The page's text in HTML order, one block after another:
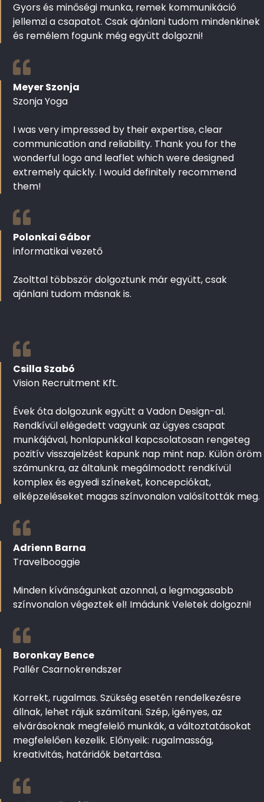
Gyors és minőségi munka, remek kommunikáció
jellemzi a csapatot. Csak ajánlani tudom mindenkinek
és remélem fogunk még együtt dolgozni!
Meyer Szonja
Szonja Yoga
I was very impressed by their expertise, clear
communication and reliability. Thank you for the
wonderful logo and leaflet which were designed
extremely quickly. I would definitely recommend
them!
Polonkai Gábor
informatikai vezető
Zsolttal többször dolgoztunk már együtt, csak
ajánlani tudom másnak is.
Csilla Szabó
Vision Recruitment Kft.
Évek óta dolgozunk együtt a Vadon Design-al.
Rendkívül elégedett vagyunk az ügyes csapat
munkájával, honlapunkkal kapcsolatosan rengeteg
pozitív visszajelzést kapunk nap mint nap. Külön öröm
számunkra, az általunk megálmodott rendkívül
komplex és egyedi színeket, koncepciókat,
elképzeléseket magas színvonalon valósították meg.
Adrienn Barna
Travelbooggie
Minden kívánságunkat azonnal, a legmagasabb
színvonalon végeztek el! Imádunk Veletek dolgozni!
Boronkay Bence
Pallér Csarnokrendszer
Korrekt, rugalmas. Szükség esetén rendelkezésre
állnak, lehet rájuk számítani. Szép, igényes, az
elvárásoknak megfelelő munkák, a változtatásokat
megfelelően kezelik. Előnyeik: rugalmasság,
kreativitás, határidők betartása.